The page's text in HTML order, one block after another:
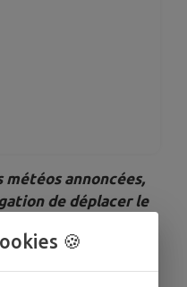
météos annoncées,
de déplacer le
🍪